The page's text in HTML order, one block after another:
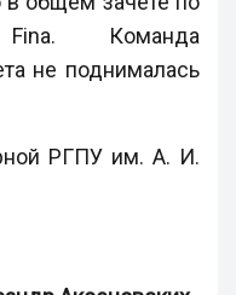
Команда
не поднималась
РГПУ им. А. И.